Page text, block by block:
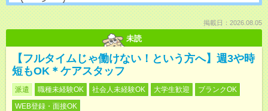
掲載日：2026.08.05
未読
【フルタイムじゃ働けない！という方へ】週3や時
短もOK＊ケアスタッフ
派遣 職種未経験OK 社会人未経験OK 大学生歓迎
ブランクOK
WEB登録・面接OK